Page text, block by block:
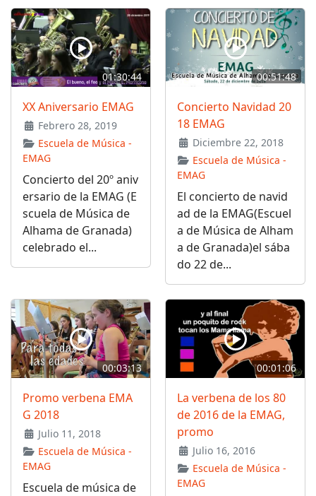
01:30:44
XX Aniversario EMAG
Febrero 28, 2019
Escuela de Música -
EMAG
Concierto del 20º aniv
ersario de la EMAG (E
scuela de Música de
Alhama de Granada)
celebrado el...
00:51:48
Concierto Navidad 20
18 EMAG
Diciembre 22, 2018
Escuela de Música -
EMAG
El concierto de navid
ad de la EMAG(Escuel
a de Música de Alham
a de Granada)el sába
do 22 de...
00:03:13
Promo verbena EMA
G 2018
Julio 11, 2018
Escuela de Música -
EMAG
Escuela de música de
00:01:06
La verbena de los 80
de 2016 de la EMAG,
promo
Julio 16, 2016
Escuela de Música -
EMAG